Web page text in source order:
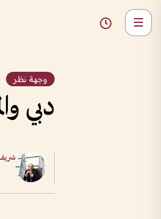
وجهة نظر
دبي